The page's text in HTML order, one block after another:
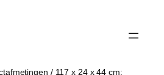
/ ‎117 x 24 x 44 cm;